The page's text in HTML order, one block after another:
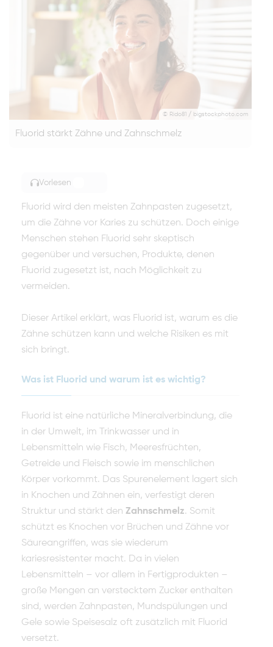
© Rido81 / bigstockphoto.com
Fluorid stärkt Zähne und Zahnschmelz
Vorlesen
Fluorid wird den meisten Zahnpasten zugesetzt,
um die Zähne vor Karies zu schützen. Doch einige
Menschen stehen Fluorid sehr skeptisch
gegenüber und versuchen, Produkte, denen
Fluorid zugesetzt ist, nach Möglichkeit zu
vermeiden.
Dieser Artikel erklärt, was Fluorid ist, warum es die
Zähne schützen kann und welche Risiken es mit
sich bringt.
Was ist Fluorid und warum ist es wichtig?
Fluorid ist eine natürliche Mineralverbindung, die
in der Umwelt, im Trinkwasser und in
Lebensmitteln wie Fisch, Meeresfrüchten,
Getreide und Fleisch sowie im menschlichen
Körper vorkommt. Das Spurenelement lagert sich
in Knochen und Zähnen ein, verfestigt deren
Struktur und stärkt den Zahnschmelz. Somit
schützt es Knochen vor Brüchen und Zähne vor
Säureangriffen, was sie wiederum
kariesresistenter macht. Da in vielen
Lebensmitteln – vor allem in Fertigprodukten –
große Mengen an verstecktem Zucker enthalten
sind, werden Zahnpasten, Mundspülungen und
Gele sowie Speisesalz oft zusätzlich mit Fluorid
versetzt.